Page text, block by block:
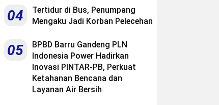
04
Tertidur di Bus, Penumpang
Mengaku Jadi Korban Pelecehan
05
BPBD Barru Gandeng PLN
Indonesia Power Hadirkan
Inovasi PINTAR-PB, Perkuat
Ketahanan Bencana dan
Layanan Air Bersih